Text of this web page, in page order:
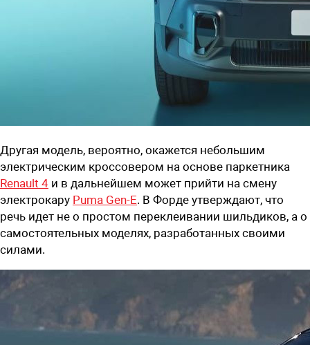
Другая модель, вероятно, окажется небольшим
электрическим кроссовером на основе паркетника
Renault 4 и в дальнейшем может прийти на смену
электрокару Puma Gen-E. В Форде утверждают, что
речь идет не о простом переклеивании шильдиков, а о
самостоятельных моделях, разработанных своими
силами.